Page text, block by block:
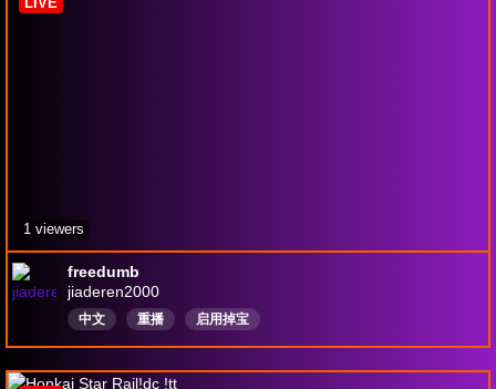
freedumb
jiaderen2000
中文 重播 启用掉宝
1 viewers